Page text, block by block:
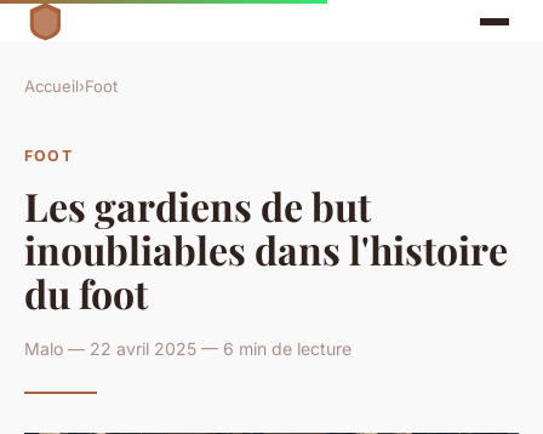
Accueil›Foot
FOOT
Les gardiens de but
inoubliables dans l'histoire
du foot
Malo — 22 avril 2025 — 6 min de lecture